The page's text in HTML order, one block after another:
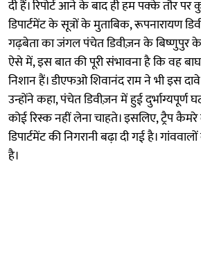
दी हैं। रिपोर्ट आने के बाद ही हम पक्के तौर
डिपार्टमेंट के सूत्रों के मुताबिक, रूपनारायण
गढ़बेता का जंगल पंचेत डिवीज़न के
ऐसे में, इस बात की पूरी संभावना है कि वह
निशान हैं। डीएफओ शिवानंद राम ने भी इस
उन्होंने कहा, पंचेत डिवीज़न में हुई दुर्भाग्यपूर्ण
कोई रिस्क नहीं लेना चाहते। इसलिए, ट्रैप
डिपार्टमेंट की निगरानी बढ़ा दी गई है।
है।